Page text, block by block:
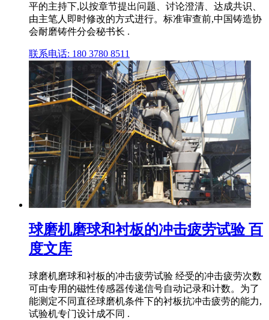
平的主持下,以按章节提出问题、讨论澄清、达成共识、
由主笔人即时修改的方式进行。标准审查前,中国铸造协
会耐磨铸件分会秘书长 .
联系电话: 180 3780 8511
球磨机磨球和衬板的冲击疲劳试验 百
度文库
球磨机磨球和衬板的冲击疲劳试验 经受的冲击疲劳次数
可由专用的磁性传感器传递信号自动记录和计数。为了
能测定不同直径球磨机条件下的衬板抗冲击疲劳的能力,
试验机专门设计成不同 .